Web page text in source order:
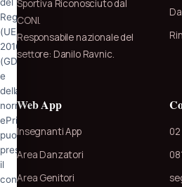
Sportiva Riconosciuto dal
CONI.
Responsabile nazionale del
settore: Danilo Ravnic.
Web App
Insegnanti App
Area Danzatori
Area Genitori
Regolamento
(UE)
2016/679
(GDPR)
e
della
normativa
ePrivacy
puoi
prestare
il
consenso,